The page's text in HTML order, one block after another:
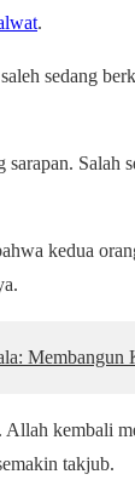
.
sedang
Salah
kedua
kembali
takjub.